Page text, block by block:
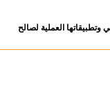
العملية لصالح